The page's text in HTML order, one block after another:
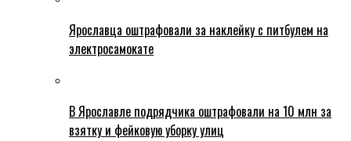
Ярославца оштрафовали за наклейку с питбулем на
электросамокате
В Ярославле подрядчика оштрафовали на 10 млн за
взятку и фейковую уборку улиц